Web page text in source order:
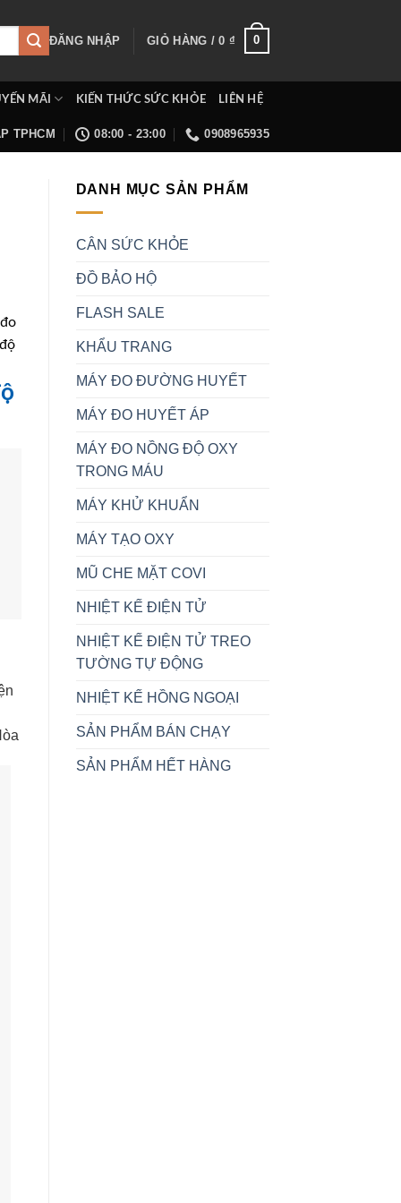
ĐĂNG NHẬP GIỎ HÀNG /0 ₫ 0
MÃI KIẾN THỨC SỨC KHỎE LIÊN HỆ
TPHCM 08:00 - 23:00 0908965935
DANH MỤC SẢN PHẨM
CÂN SỨC KHỎE
ĐỒ BẢO HỘ
FLASH SALE
KHẨU TRANG
MÁY ĐO ĐƯỜNG HUYẾT
MÁY ĐO HUYẾT ÁP
MÁY ĐO NỒNG ĐỘ OXY
TRONG MÁU
MÁY KHỬ KHUẨN
MÁY TẠO OXY
MŨ CHE MẶT COVI
NHIỆT KẾ ĐIỆN TỬ
NHIỆT KẾ ĐIỆN TỬ TREO
TƯỜNG TỰ ĐỘNG
NHIỆT KẾ HỒNG NGOẠI
SẢN PHẨM BÁN CHẠY
SẢN PHẨM HẾT HÀNG